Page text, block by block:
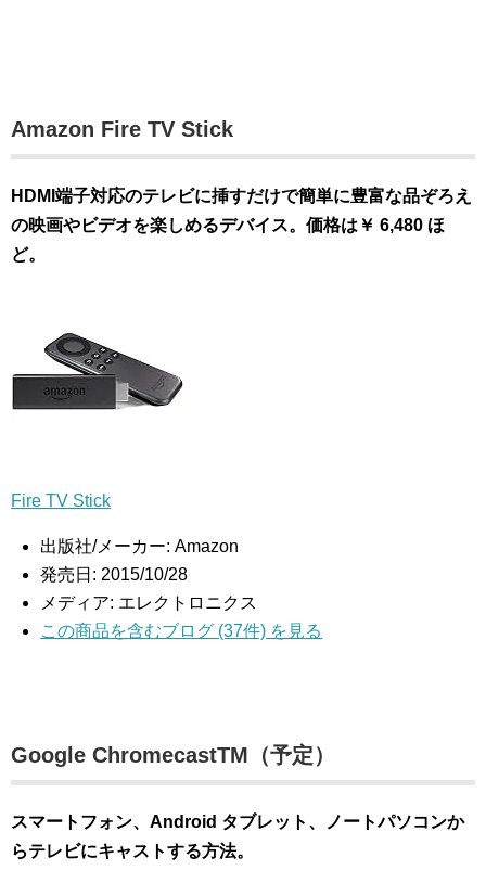
Amazon Fire TV Stick
HDMI端子対応のテレビに挿すだけで簡単に豊富な品ぞろえ
の映画やビデオを楽しめるデバイス。価格は￥ 6,480 ほ
ど。
Fire TV Stick
出版社/メーカー: Amazon
発売日: 2015/10/28
メディア: エレクトロニクス
この商品を含むブログ (37件) を見る
Google ChromecastTM（予定）
スマートフォン、Android タブレット、ノートパソコンか
らテレビにキャストする方法。